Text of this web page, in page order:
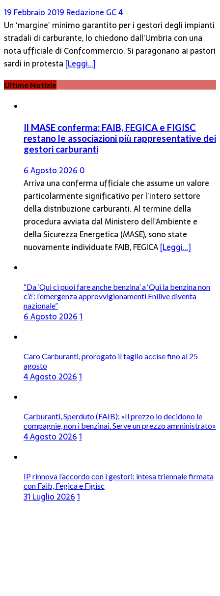
19 Febbraio 2019 Redazione GC4
Un ‘margine’ minimo garantito per i gestori degli impianti
stradali di carburante, lo chiedono dall’Umbria con una
nota ufficiale di Confcommercio. Si paragonano ai pastori
sardi in protesta [Leggi…]
Ultime Notizie
Il MASE conferma: FAIB, FEGICA e FIGISC
restano le associazioni più rappresentative dei
gestori carburanti
6 Agosto 2026 0
Arriva una conferma ufficiale che assume un valore
particolarmente significativo per l’intero settore
della distribuzione carburanti. Al termine della
procedura avviata dal Ministero dell’Ambiente e
della Sicurezza Energetica (MASE), sono state
nuovamente individuate FAIB, FEGICA[Leggi...]
“Da ‘Qui ci puoi fare anche benzina’ a ‘Qui la benzina non
c’è’: l’emergenza approvvigionamenti Enilive diventa
nazionale”
6 Agosto 20261
Caro Carburanti, prorogato il taglio accise fino al 25
agosto
4 Agosto 20261
Carburanti, Sperduto (FAIB): «Il prezzo lo decidono le
compagnie, non i benzinai. Serve un prezzo amministrato»
4 Agosto 20261
IP rinnova l’accordo con i gestori: intesa triennale firmata
con Faib, Fegica e Figisc
31 Luglio 20261